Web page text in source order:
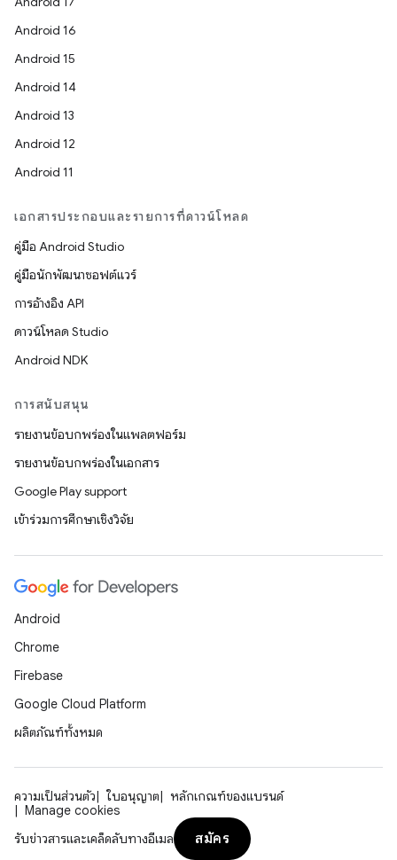
Android 16
Android 15
Android 14
Android 13
Android 12
Android 11
เอกสารประกอบและรายการที่ดาวน์โหลด
คู่มือ Android Studio
คู่มือนักพัฒนาซอฟต์แวร์
การอ้างอิง API
ดาวน์โหลด Studio
Android NDK
การสนับสนุน
รายงานข้อบกพร่องในแพลตฟอร์ม
รายงานข้อบกพร่องในเอกสาร
Google Play support
เข้าร่วมการศึกษาเชิงวิจัย
Android
Chrome
Firebase
Google Cloud Platform
ผลิตภัณฑ์ทั้งหมด
ความเป็นส่วนตัว ใบอนุญาต
หลักเกณฑ์ของแบรนด์
Manage cookies
รับข่าวสารและเคล็ดลับทางอีเมล
สมัคร